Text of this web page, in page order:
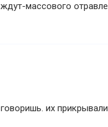
массового
их